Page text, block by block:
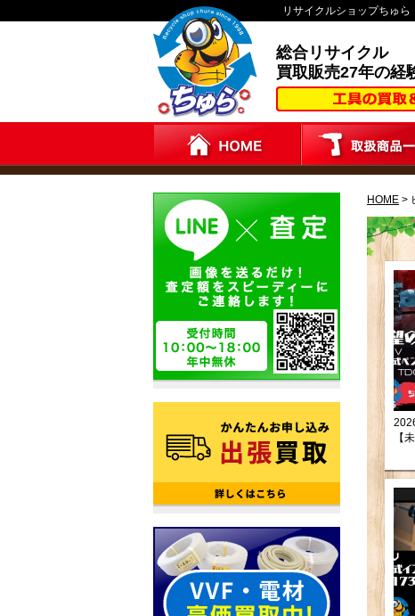
リサイクルショップちゅ
総合リサイクル
買取販売27年の経
HOME >
【